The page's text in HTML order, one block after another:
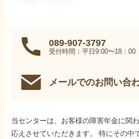
089-907-3797
受付時間：平日9:00〜18：00
メールでのお問い合
当センターは、お客様の障害年金に関
応えさせていただきます。 特にその中